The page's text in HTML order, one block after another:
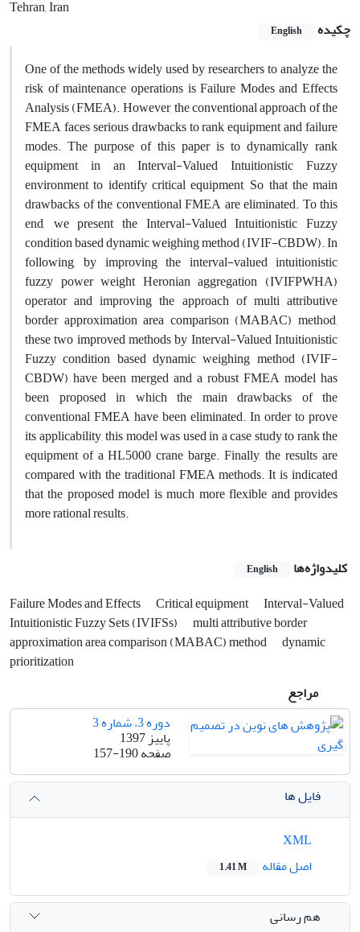
Tehran, Iran
چکیده
English
One of the methods widely used by researchers to analyze the
risk of maintenance operations is Failure Modes and Effects
Analysis (FMEA). However, the conventional approach of the
FMEA faces serious drawbacks to rank equipment and failure
modes. The purpose of this paper is to dynamically rank
equipment in an Interval-Valued Intuitionistic Fuzzy
environment to identify critical equipment, So that the main
drawbacks of the conventional FMEA are eliminated. To this
end, we present the Interval-Valued Intuitionistic Fuzzy
condition based dynamic weighing method (IVIF-CBDW). In
following, by improving the interval-valued intuitionistic
fuzzy power weight Heronian aggregation (IVIFPWHA)
operator and improving the approach of multi attributive
border approximation area comparison (MABAC) method,
these two improved methods by Interval-Valued Intuitionistic
Fuzzy condition based dynamic weighing method (IVIF-
CBDW) have been merged and a robust FMEA model has
been proposed in which the main drawbacks of the
conventional FMEA have been eliminated. In order to prove
its applicability, this model was used in a case study to rank the
equipment of a HL5000 crane barge. Finally, the results are
compared with the traditional FMEA methods. It is indicated
that the proposed model is much more flexible and provides
more rational results.
کلیدواژه‌ها English
Failure Modes and Effects Critical equipment Interval-Valued
Intuitionistic Fuzzy Sets (IVIFSs)
multi attributive border
approximation area comparison (MABAC) method
dynamic
prioritization
مراجع
دوره 3، شماره 3
پاییز 1397
صفحه157-190
فایل ها
اصل مقاله
1.41 M
هم رسانی